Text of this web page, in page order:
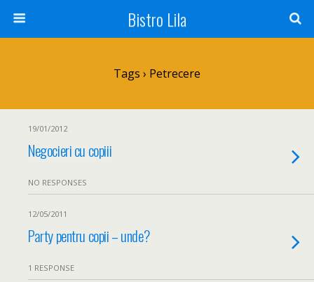
Bistro Lila
Tags › Petrecere
19/01/2012
Negocieri cu copiii
NO RESPONSES
12/05/2011
Party pentru copii – unde?
1 RESPONSE